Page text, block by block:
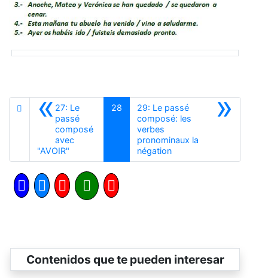
«27: Le
passé
composé
avec
"AVOIR"
28 »
29: Le passé
composé: les
verbes
pronominaux la
négationSiguiente
Contenidos que te pueden interesar